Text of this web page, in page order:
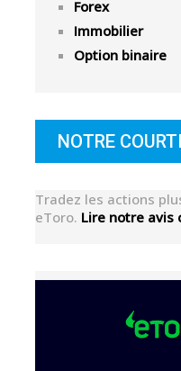
Forex
Immobilier
Option binaire
NOTRE
Tradez les actions
eToro. Lire notre avis